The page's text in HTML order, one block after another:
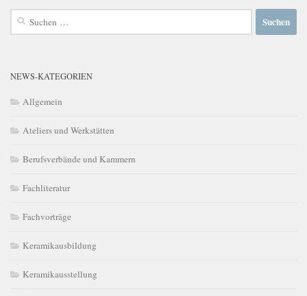
Suchen
NEWS-KATEGORIEN
Allgemein
Ateliers und Werkstätten
Berufsverbände und Kammern
Fachliteratur
Fachvorträge
Keramikausbildung
Keramikausstellung